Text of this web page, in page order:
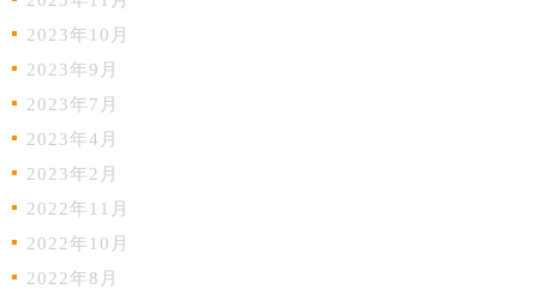
2023年10月
2023年9月
2023年7月
2023年4月
2023年2月
2022年11月
2022年10月
2022年8月